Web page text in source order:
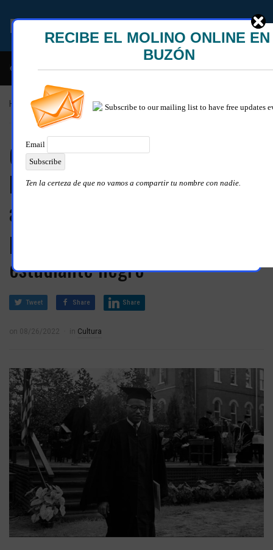
EL MOLINO ONLINE
y descarada historia del congresista por NY George Santos
Home»Cultura
Cuando la Universidad de
Mississippi se rebeló contra la
admisión de James Meredith
porque no querían un
estudiante negro
Tweet Share Share
on 08/26/2022 in Cultura